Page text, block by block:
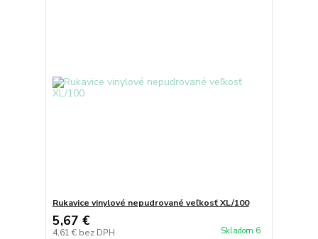
Rukavice vinylové nepudrované veľkosť XL/100
5,67 €
4,61 € bez DPH Skladom 6